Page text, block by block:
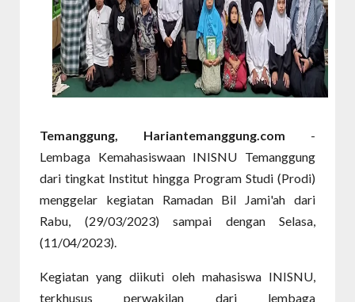
Temanggung, Hariantemanggung.com -
Lembaga Kemahasiswaan INISNU Temanggung
dari tingkat Institut hingga Program Studi (Prodi)
menggelar kegiatan Ramadan Bil Jami'ah dari
Rabu, (29/03/2023) sampai dengan Selasa,
(11/04/2023).
Kegiatan yang diikuti oleh mahasiswa INISNU,
terkhusus perwakilan dari lembaga